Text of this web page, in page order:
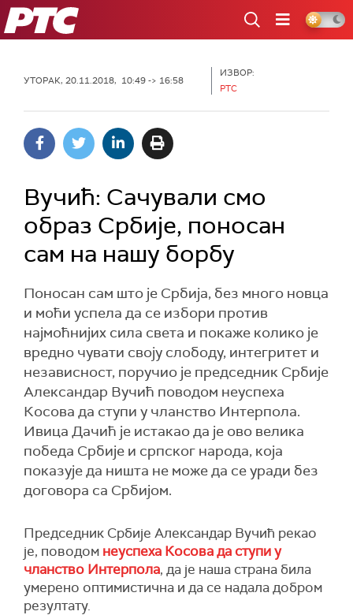
РТС
УТОРАК, 20.11.2018, 10:49 -> 16:58
ИЗВОР:
РТС
Вучић: Сачували смо
образ Србије, поносан
сам на нашу борбу
Поносан сам што је Србија, без много новца
и моћи успела да се избори против
најмоћнијих сила света и покаже колико је
вредно чувати своју слободу, интегритет и
независност, поручио је председник Србије
Александар Вучић поводом неуспеха
Косова да ступи у чланство Интерпола.
Ивица Дачић је истакао да је ово велика
победа Србије и српског народа, која
показује да ништа не може да се уради без
договора са Србијом.
Председник Србије Александар Вучић рекао
је, поводом неуспеха Косова да ступи у
чланство Интерпола, да је наша страна била
умерено оптимистична и да се надала добром
резултату.